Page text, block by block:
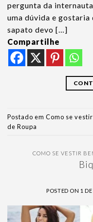
pergunta da
uma dúvida e gostaria
sapato devo […]
Compartilhe
Postado em Como se
de Roupa
COMO SE VESTIR
POSTED ON 1